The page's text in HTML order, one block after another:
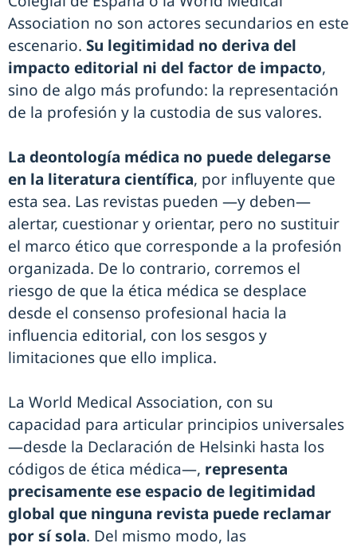
Association no son actores secundarios en este
escenario. Su legitimidad no deriva del
impacto editorial ni del factor de impacto,
sino de algo más profundo: la representación
de la profesión y la custodia de sus valores.
La deontología médica no puede delegarse
en la literatura científica, por influyente que
esta sea. Las revistas pueden —y deben—
alertar, cuestionar y orientar, pero no sustituir
el marco ético que corresponde a la profesión
organizada. De lo contrario, corremos el
riesgo de que la ética médica se desplace
desde el consenso profesional hacia la
influencia editorial, con los sesgos y
limitaciones que ello implica.
La World Medical Association, con su
capacidad para articular principios universales
—desde la Declaración de Helsinki hasta los
códigos de ética médica—, representa
precisamente ese espacio de legitimidad
global que ninguna revista puede reclamar
por sí sola. Del mismo modo, las